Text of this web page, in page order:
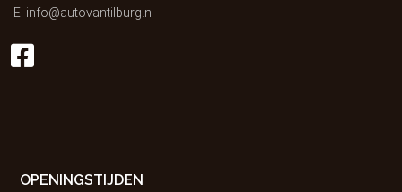
E. info@autovantilburg.nl
OPENINGSTIJDEN